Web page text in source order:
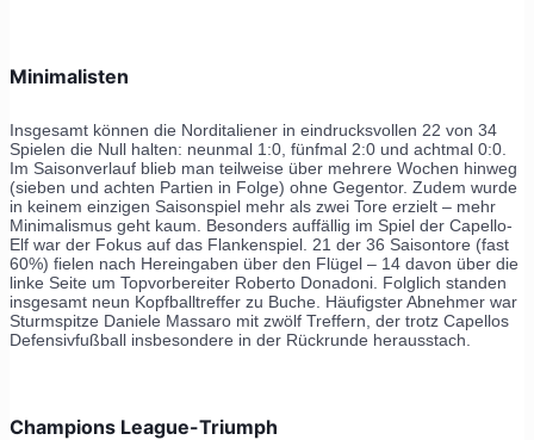
Minimalisten
Insgesamt können die Norditaliener in eindrucksvollen 22 von 34
Spielen die Null halten: neunmal 1:0, fünfmal 2:0 und achtmal 0:0.
Im Saisonverlauf blieb man teilweise über mehrere Wochen hinweg
(sieben und achten Partien in Folge) ohne Gegentor. Zudem wurde
in keinem einzigen Saisonspiel mehr als zwei Tore erzielt – mehr
Minimalismus geht kaum. Besonders auffällig im Spiel der Capello-
Elf war der Fokus auf das Flankenspiel. 21 der 36 Saisontore (fast
60%) fielen nach Hereingaben über den Flügel – 14 davon über die
linke Seite um Topvorbereiter Roberto Donadoni. Folglich standen
insgesamt neun Kopfballtreffer zu Buche. Häufigster Abnehmer war
Sturmspitze Daniele Massaro mit zwölf Treffern, der trotz Capellos
Defensivfußball insbesondere in der Rückrunde herausstach.
Champions League-Triumph